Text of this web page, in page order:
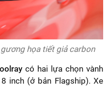
họa tiết giả carbon
có hai lựa chọn vành
inch (ở bản Flagship). Xe